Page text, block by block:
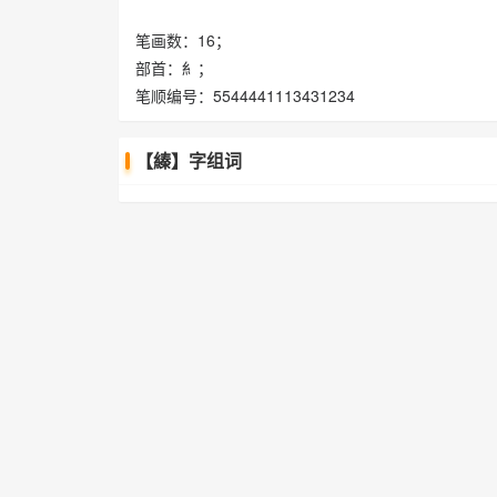
笔画数：16；
部首：糹；
笔顺编号：5544441113431234
【縥】字组词